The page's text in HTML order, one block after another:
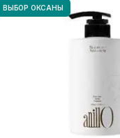
ВЫБОР ОКСАНЫ